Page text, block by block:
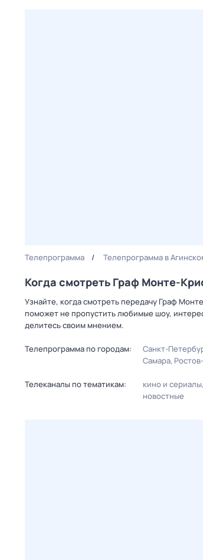
Телепрограмма Телепрограмма в
Когда смотреть Граф Монте-
Узнайте, когда смотреть передачу Граф
поможет не пропустить любимые шоу,
делитесь своим мнением.
Телепрограмма по городам: Санкт-
Самара
Телеканалы по тематикам: кино и сериалы
новостные